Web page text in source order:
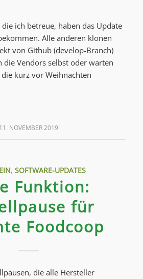
die ich betreue, haben das Update
Alle anderen klonen
von Github (develop-Branch)
die Vendors selbst oder warten
kurz vor Weihnachten
11. NOVEMBER 2019
, SOFTWARE-UPDATES
Funktion:
für
Foodcoop
die alle Hersteller